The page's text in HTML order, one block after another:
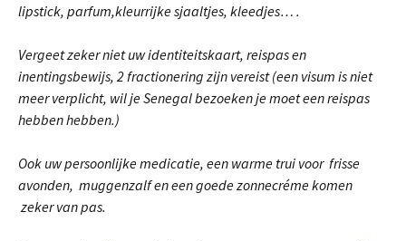
lipstick, parfum,kleurrijke sjaaltjes, kleedjes… .
Vergeet zeker niet uw identiteitskaart, reispas en
inentingsbewijs, 2 fractionering zijn vereist (een visum is niet
meer verplicht, wil je Senegal bezoeken je moet een reispas
hebben hebben.)
Ook uw persoonlijke medicatie, een warme trui voor frisse
avonden, muggenzalf en een goede zonnecréme komen
zeker van pas.